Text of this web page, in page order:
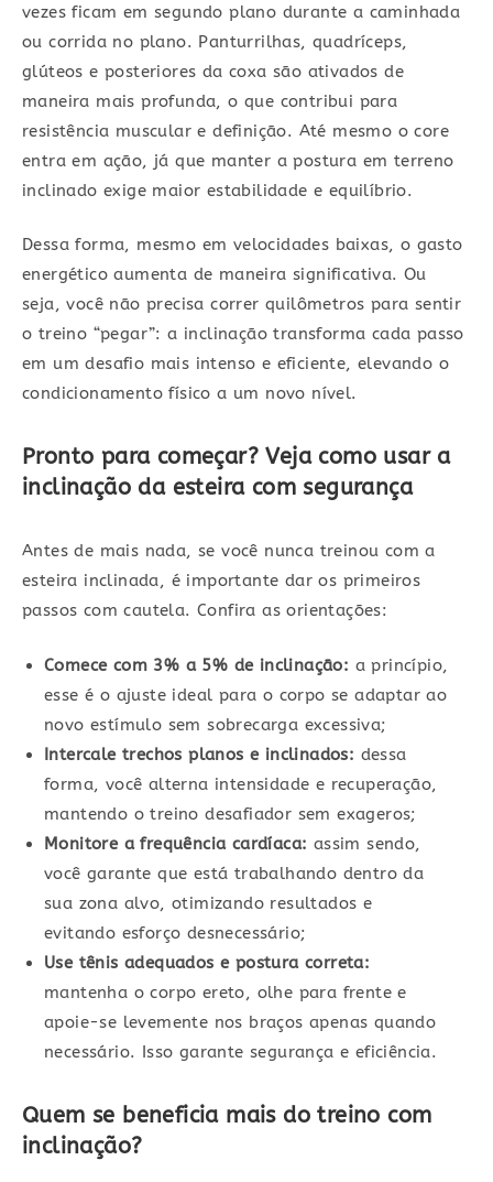
vezes ficam em segundo plano durante a caminhada
ou corrida no plano. Panturrilhas, quadríceps,
glúteos e posteriores da coxa são ativados de
maneira mais profunda, o que contribui para
resistência muscular e definição. Até mesmo o core
entra em ação, já que manter a postura em terreno
inclinado exige maior estabilidade e equilíbrio.
Dessa forma, mesmo em velocidades baixas, o gasto
energético aumenta de maneira significativa. Ou
seja, você não precisa correr quilômetros para sentir
o treino “pegar”: a inclinação transforma cada passo
em um desafio mais intenso e eficiente, elevando o
condicionamento físico a um novo nível.
Pronto para começar? Veja como usar a
inclinação da esteira com segurança
Antes de mais nada, se você nunca treinou com a
esteira inclinada, é importante dar os primeiros
passos com cautela. Confira as orientações:
Comece com 3% a 5% de inclinação: a princípio,
esse é o ajuste ideal para o corpo se adaptar ao
novo estímulo sem sobrecarga excessiva;
Intercale trechos planos e inclinados: dessa
forma, você alterna intensidade e recuperação,
mantendo o treino desafiador sem exageros;
Monitore a frequência cardíaca: assim sendo,
você garante que está trabalhando dentro da
sua zona alvo, otimizando resultados e
evitando esforço desnecessário;
Use tênis adequados e postura correta:
mantenha o corpo ereto, olhe para frente e
apoie-se levemente nos braços apenas quando
necessário. Isso garante segurança e eficiência.
Quem se beneficia mais do treino com
inclinação?